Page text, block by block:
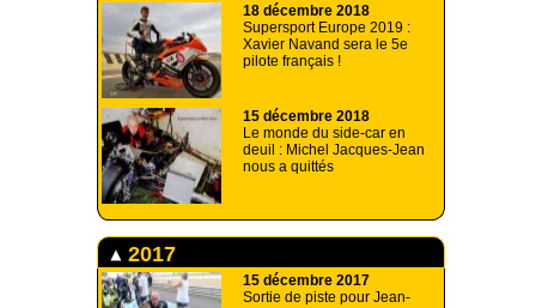
18 décembre 2018
Supersport Europe 2019 :
Xavier Navand sera le 5e
pilote français !
15 décembre 2018
Le monde du side-car en
deuil : Michel Jacques-Jean
nous a quittés
2017
15 décembre 2017
Sortie de piste pour Jean-